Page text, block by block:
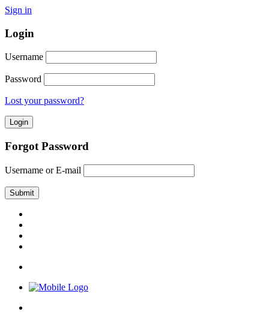
Sign in
Login
Username
Password
Lost your password?
Forgot Password
Username or E-mail